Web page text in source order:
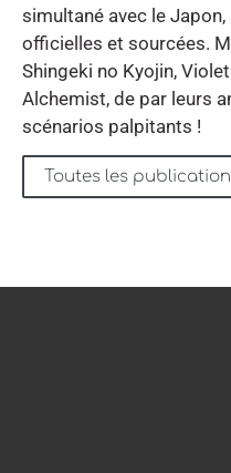
simultané avec le
officielles et sourcées.
Shingeki no Kyojin,
Alchemist, de par leurs
scénarios palpitants !
Toutes les